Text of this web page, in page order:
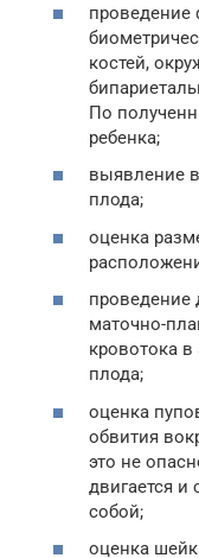
проведение
костей,
По
ребенка;
выявление
плода;
оценка
проведение
маточно-
кровотока в
плода;
оценка
обвития
это не
двигается и
собой;
оценка